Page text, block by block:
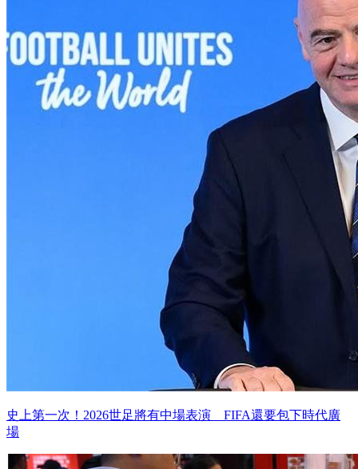
史上第一次！2026世足將有中場表演 FIFA還要包下時代廣
場